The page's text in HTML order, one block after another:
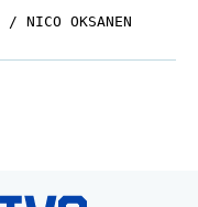
NICO OKSANEN